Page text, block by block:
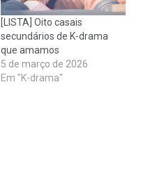
[LISTA] Oito casais
secundários de K-drama
que amamos
5 de março de 2026
Em "K-drama"